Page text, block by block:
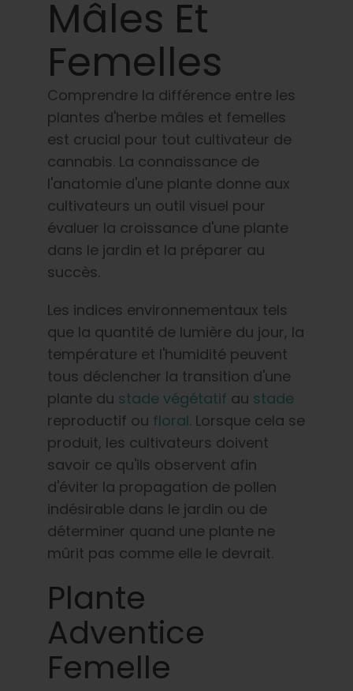
Presse
A propos de
Chasse au phéno
Préserver le patrimoine génétique des
Contact
Boutique
Français
Recherche
Mâles Et
Femelles
Comprendre la différence entre les
plantes d'herbe mâles et femelles
est crucial pour tout cultivateur de
cannabis. La connaissance de
l'anatomie d'une plante donne aux
cultivateurs un outil visuel pour
évaluer la croissance d'une plante
dans le jardin et la préparer au
succès.
Les indices environnementaux tels
que la quantité de lumière du jour, la
température et l'humidité peuvent
tous déclencher la transition d'une
plante du stade végétatif au stade
reproductif ou floral. Lorsque cela se
produit, les cultivateurs doivent
savoir ce qu'ils observent afin
d'éviter la propagation de pollen
indésirable dans le jardin ou de
déterminer quand une plante ne
mûrit pas comme elle le devrait.
Plante
Adventice
Femelle